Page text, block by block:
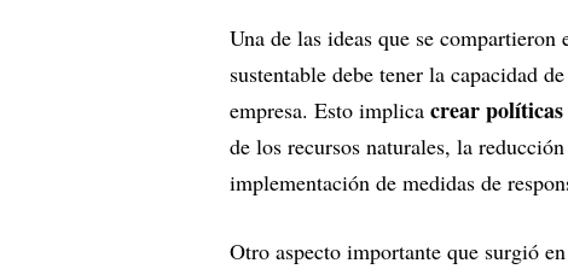
Una de las ideas que se
sustentable debe tener la capacidad
empresa. Esto implica crear
de los recursos naturales, la
implementación de medidas de
Otro aspecto importante que surgió